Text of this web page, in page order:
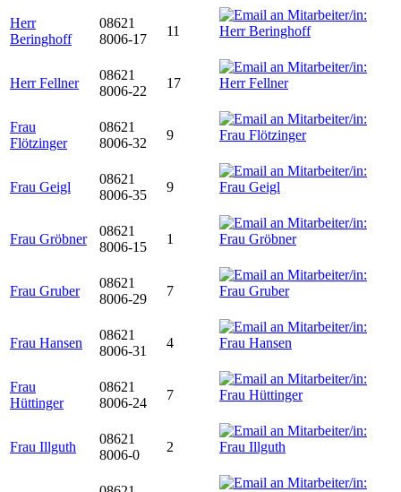
Herr
Beringhoff
08621
8006-17
11
Herr Fellner
08621
8006-22
17
Frau
Flötzinger
08621
8006-32
9
Frau Geigl
08621
8006-35
9
Frau Gröbner
08621
8006-15
1
Frau Gruber
08621
8006-29
7
Frau Hansen
08621
8006-31
4
Frau
Hüttinger
08621
8006-24
7
Frau Illguth
08621
8006-0
2